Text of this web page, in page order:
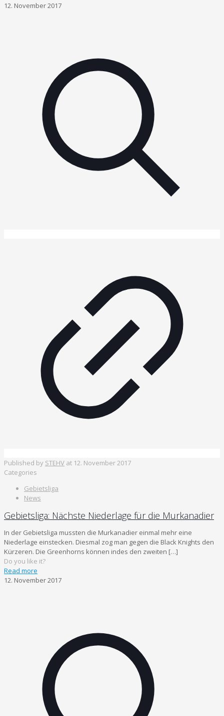
12. November 2017
Published by STEHV at 12. November 2017
Categories
Gebietsliga
News
Gebietsliga: Nächste Niederlage für die Murkanadier
In der Gebietsliga mussten die Murkanadier einmal mehr eine
Niederlage einstecken. Diesmal zog man gegen die Black Knights den
Kürzeren. Die Greenhorns können indes den zweiten […]
Do you like it?
Read more
12. November 2017